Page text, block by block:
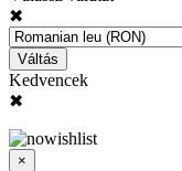
✖
Váltás
Kedvencek
✖
×